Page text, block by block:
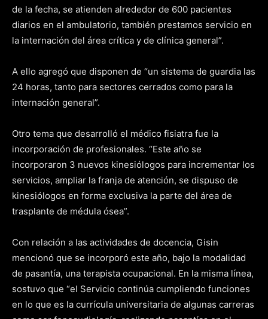
de la fecha, se atienden alrededor de 600 pacientes
diarios en el ambulatorio, también prestamos servicio en
la internación del área crítica y de clínica general”.
A ello agregó que disponen de “un sistema de guardia las
24 horas, tanto para sectores cerrados como para la
internación general”.
Otro tema que desarrolló el médico fisiatra fue la
incorporación de profesionales. “Este año se
incorporaron 3 nuevos kinesiólogos para incrementar los
servicios, ampliar la franja de atención, se dispuso de
kinesiólogos en forma exclusiva la parte del área de
trasplante de médula ósea”.
Con relación a las actividades de docencia, Gisin
mencionó que se incorporó este año, bajo la modalidad
de pasantía, una terapista ocupacional. En la misma línea,
sostuvo que “el Servicio continúa cumpliendo funciones
en lo que es la currícula universitaria de algunas carreras